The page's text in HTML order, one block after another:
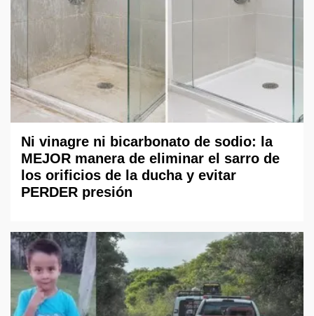
Ni vinagre ni bicarbonato de sodio: la
MEJOR manera de eliminar el sarro de
los orificios de la ducha y evitar
PERDER presión